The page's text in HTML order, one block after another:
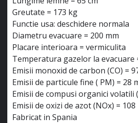
Greutate = 173 kg
Functie usa: deschidere normala
Diametru evacuare = 200 mm
Placare interioara = vermiculita
Temperatura gazelor la evacuare
Emisii monoxid de carbon (CO) =
Emisii de particule fine ( PM) = 28
Emisii de compusi organici volatili
Emisii de oxizi de azot (NOx) =
Fabricat in Spania